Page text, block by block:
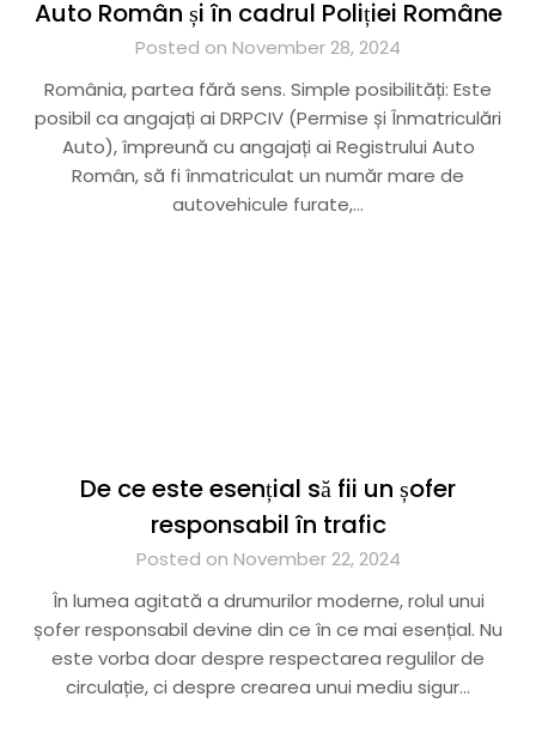
Auto Român și în cadrul Poliției Române
Posted on November 28, 2024
România, partea fără sens. Simple posibilități: Este
posibil ca angajați ai DRPCIV (Permise și Înmatriculări
Auto), împreună cu angajați ai Registrului Auto
Român, să fi înmatriculat un număr mare de
autovehicule furate,…
De ce este esențial să fii un șofer
responsabil în trafic
Posted on November 22, 2024
În lumea agitată a drumurilor moderne, rolul unui
șofer responsabil devine din ce în ce mai esențial. Nu
este vorba doar despre respectarea regulilor de
circulație, ci despre crearea unui mediu sigur…